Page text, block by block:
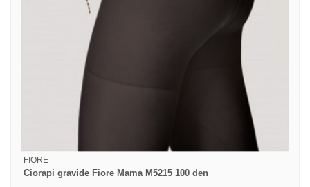
FIORE
Ciorapi gravide Fiore Mama M5215 100 den